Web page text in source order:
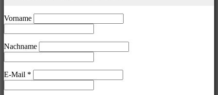
Vorname
Nachname
E-Mail *